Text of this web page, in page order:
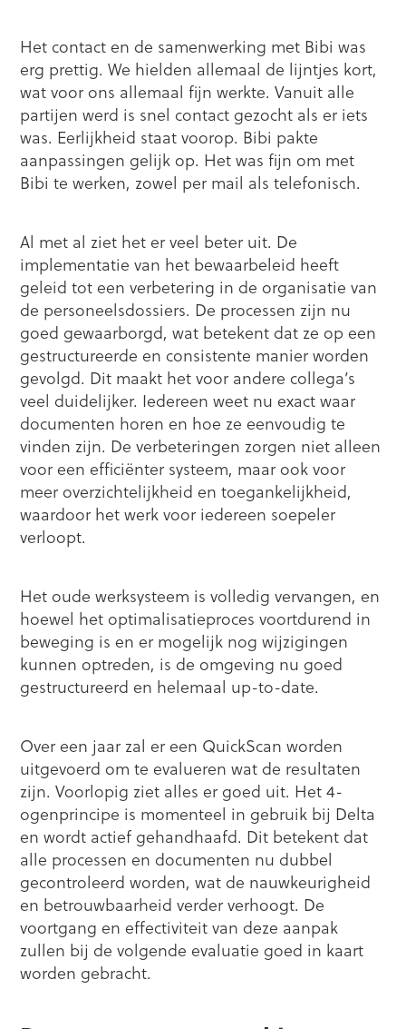
Het contact en de samenwerking met Bibi was
erg prettig. We hielden allemaal de lijntjes kort,
wat voor ons allemaal fijn werkte. Vanuit alle
partijen werd is snel contact gezocht als er iets
was. Eerlijkheid staat voorop. Bibi pakte
aanpassingen gelijk op. Het was fijn om met
Bibi te werken, zowel per mail als telefonisch.
Al met al ziet het er veel beter uit. De
implementatie van het bewaarbeleid heeft
geleid tot een verbetering in de organisatie van
de personeelsdossiers. De processen zijn nu
goed gewaarborgd, wat betekent dat ze op een
gestructureerde en consistente manier worden
gevolgd. Dit maakt het voor andere collega’s
veel duidelijker. Iedereen weet nu exact waar
documenten horen en hoe ze eenvoudig te
vinden zijn. De verbeteringen zorgen niet alleen
voor een efficiënter systeem, maar ook voor
meer overzichtelijkheid en toegankelijkheid,
waardoor het werk voor iedereen soepeler
verloopt.
Het oude werksysteem is volledig vervangen, en
hoewel het optimalisatieproces voortdurend in
beweging is en er mogelijk nog wijzigingen
kunnen optreden, is de omgeving nu goed
gestructureerd en helemaal up-to-date.
Over een jaar zal er een QuickScan worden
uitgevoerd om te evalueren wat de resultaten
zijn. Voorlopig ziet alles er goed uit. Het 4-
ogenprincipe is momenteel in gebruik bij Delta
en wordt actief gehandhaafd. Dit betekent dat
alle processen en documenten nu dubbel
gecontroleerd worden, wat de nauwkeurigheid
en betrouwbaarheid verder verhoogt. De
voortgang en effectiviteit van deze aanpak
zullen bij de volgende evaluatie goed in kaart
worden gebracht.